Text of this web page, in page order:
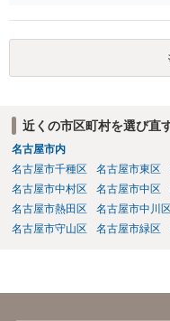
義人であれば住所の特定に
線を使用している ・友人の
場合が稀にあり、この場合
しばしば存在します。 なお
近くの市区町村を選び直
名古屋市内
名古屋市千種区
名古屋市東区
名古屋市中村区
名古屋市中区
名古屋市熱田区
名古屋市中川区
名古屋市守山区
名古屋市緑区